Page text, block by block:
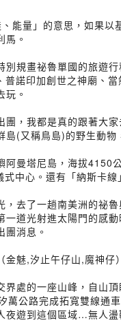
能量」的意思，如果
馬。
別規畫祕魯單國的旅遊
諾印加創世之神廟、
玩。
團，我都是真的跟著大
(又稱鳥島)的野生動
阿曼塔尼島，海拔4150
中心。還有「納斯卡
，去了一趟南美洲的祕
一道光射進太陽門的感
團消息。
金魅,汐止午仔山,魔神仔）
界處的一座山峰，自山
萬公路完成拓寬雙線通
夜遊到這個區域…無人